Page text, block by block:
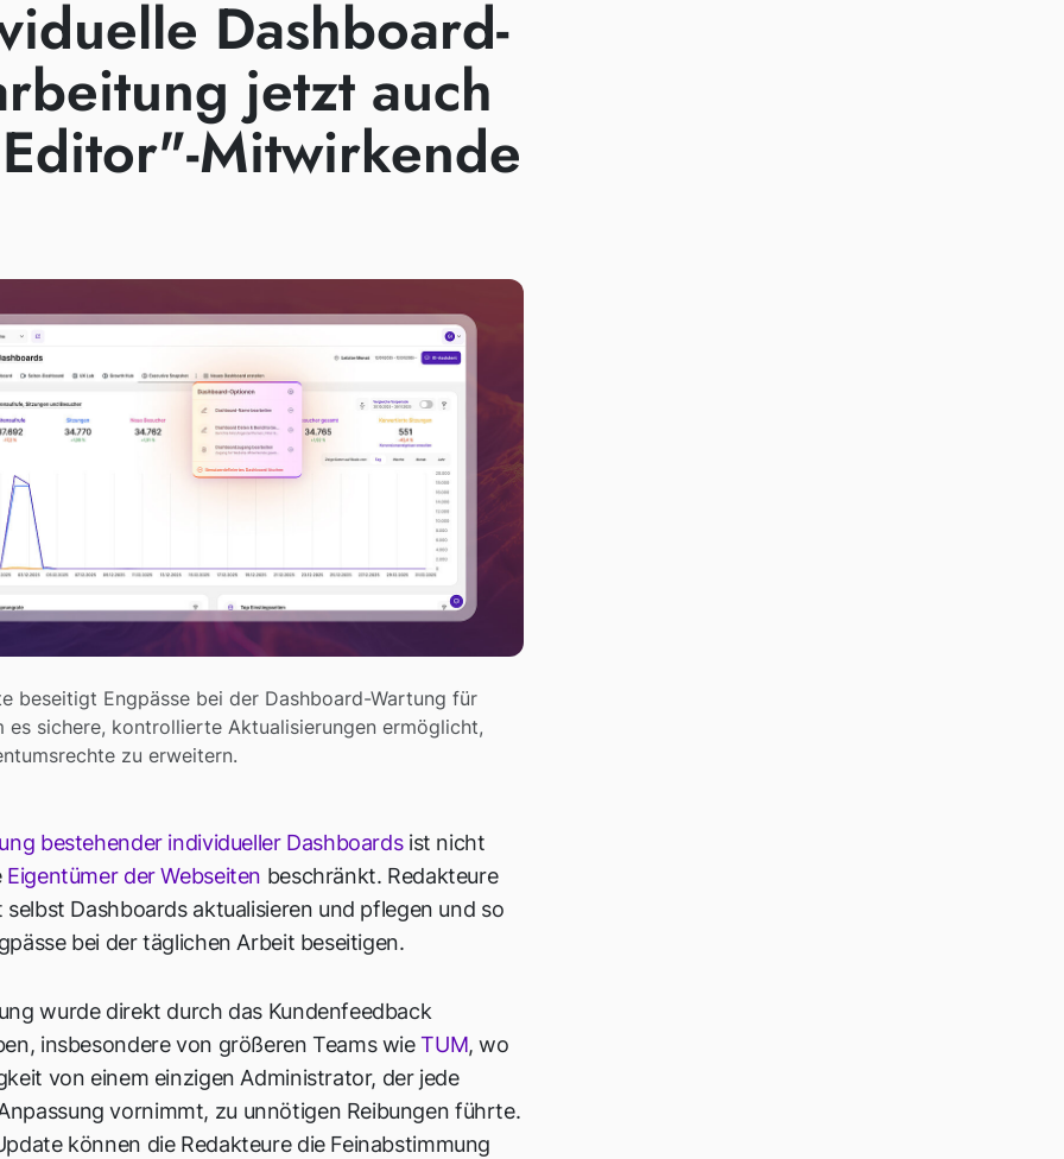
Dashboard-
jetzt auch
Mitwirkende
beseitigt Engpässe bei der Dashboard-Wartung für
es sichere, kontrollierte Aktualisierungen ermöglicht,
zu erweitern.
bestehender individueller Dashboardsist nicht
Eigentümer der Webseiten beschränkt. Redakteure
Dashboards aktualisieren und pflegen und so
bei der täglichen Arbeit beseitigen.
wurde direkt durch das Kundenfeedback
insbesondere von größeren Teams wieTUM, wo
von einem einzigen Administrator, der jede
vornimmt, zu unnötigen Reibungen führte.
können die Redakteure die Feinabstimmung